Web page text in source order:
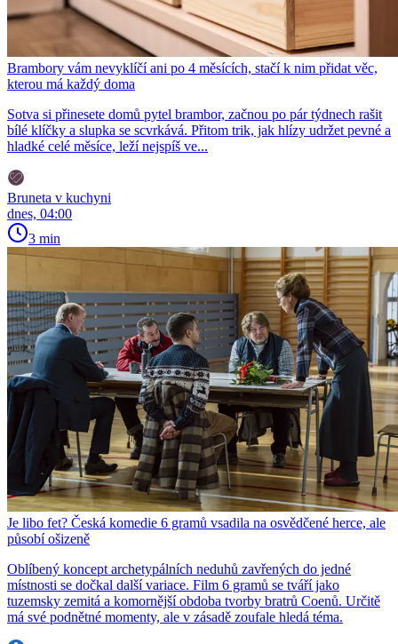
Brambory vám nevyklíčí ani po 4 měsících, stačí k nim přidat věc,
kterou má každý doma
Sotva si přinesete domů pytel brambor, začnou po pár týdnech rašit
bílé klíčky a slupka se scvrkává. Přitom trik, jak hlízy udržet pevné a
hladké celé měsíce, leží nejspíš ve...
Bruneta v kuchyni
dnes, 04:00
3 min
Je libo fet? Česká komedie 6 gramů vsadila na osvědčené herce, ale
působí ošizeně
Oblíbený koncept archetypálních neduhů zavřených do jedné
místnosti se dočkal další variace. Film 6 gramů se tváří jako
tuzemsky zemitá a komornější obdoba tvorby bratrů Coenů. Určitě
má své podnětné momenty, ale v zásadě zoufale hledá téma.